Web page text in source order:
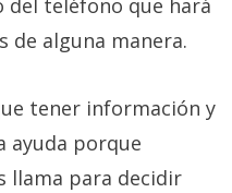
del teléfono que hará
de alguna manera.
tener información y
ayuda porque
llama para decidir